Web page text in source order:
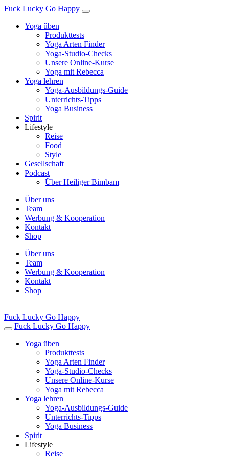
Fuck Lucky Go Happy
Yoga üben
Produkttests
Yoga Arten Finder
Yoga-Studio-Checks
Unsere Online-Kurse
Yoga mit Rebecca
Yoga lehren
Yoga-Ausbildungs-Guide
Unterrichts-Tipps
Yoga Business
Spirit
Lifestyle
Reise
Food
Style
Gesellschaft
Podcast
Über Heiliger Bimbam
Über uns
Team
Werbung & Kooperation
Kontakt
Shop
Über uns
Team
Werbung & Kooperation
Kontakt
Shop
Fuck Lucky Go Happy
Fuck Lucky Go Happy
Yoga üben
Produkttests
Yoga Arten Finder
Yoga-Studio-Checks
Unsere Online-Kurse
Yoga mit Rebecca
Yoga lehren
Yoga-Ausbildungs-Guide
Unterrichts-Tipps
Yoga Business
Spirit
Lifestyle
Reise